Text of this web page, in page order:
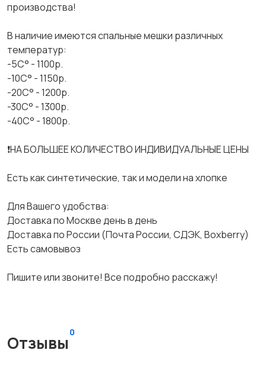
производства!
В наличие имеются спальные мешки различных
температур:
-5С° - 1100р.
-10С° - 1150р.
-20С° - 1200р.
-30С° - 1300р.
-40С° - 1800р.
❗️НА БОЛЬШЕЕ КОЛИЧЕСТВО ИНДИВИДУАЛЬНЫЕ ЦЕНЫ
Есть как синтетические, так и модели на хлопке
Для Вашего удобства:
Доставка по Москве день в день
Доставка по России (Почта России, СДЭК, Boxberry)
Есть самовывоз
Пишите или звоните! Все подробно расскажу!
Отзывы
0